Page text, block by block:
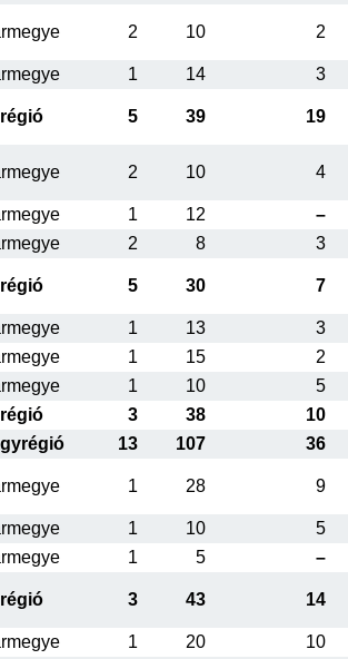
2 10 2
1 14
3
régió 5 39 19
2 10 4
1 12
–
2 8
3
régió 5 30 7
1 13
3
1 15
2
1 10
5
régió 3 38
10
13 107
36
1 28 9
1 10
5
1 5
–
régió 3 43 14
1 20
10